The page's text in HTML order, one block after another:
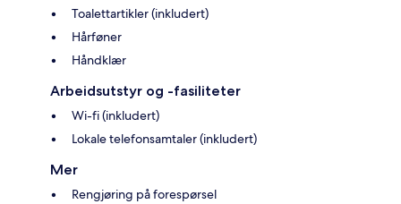
Toalettartikler (inkludert)
Hårføner
Håndklær
Arbeidsutstyr og -fasiliteter
Wi-fi (inkludert)
Lokale telefonsamtaler (inkludert)
Mer
Rengjøring på forespørsel